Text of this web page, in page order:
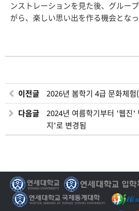
ンストレーションを見た後、グルー
がら、楽しい思い出を作る機会となっ
이전글 2026년 봄학기 4급 문화체험
다음글
2024년 여름학기부터 '웹진'
지'로 변경됨